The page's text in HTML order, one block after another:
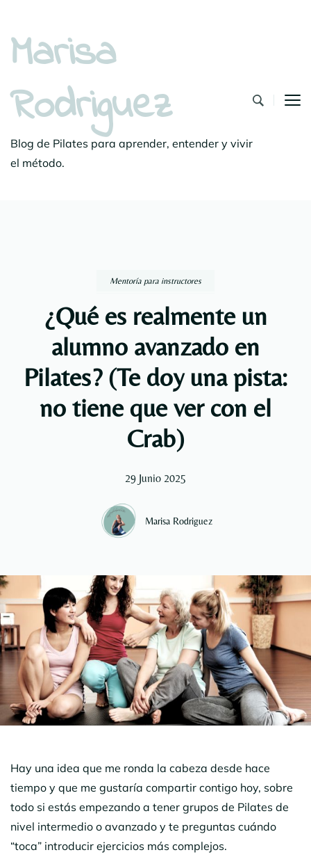
Marisa
Rodriguez
Blog de Pilates para aprender, entender y vivir
el método.
Mentoría para instructores
¿Qué es realmente un
alumno avanzado en
Pilates? (Te doy una pista:
no tiene que ver con el
Crab)
29 Junio 2025
Marisa Rodriguez
Hay una idea que me ronda la cabeza desde hace
tiempo y que me gustaría compartir contigo hoy, sobre
todo si estás empezando a tener grupos de Pilates de
nivel intermedio o avanzado y te preguntas cuándo
“toca” introducir ejercicios más complejos.